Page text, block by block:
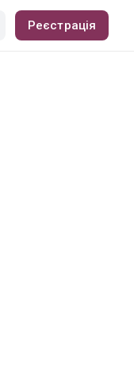
Реєстрація